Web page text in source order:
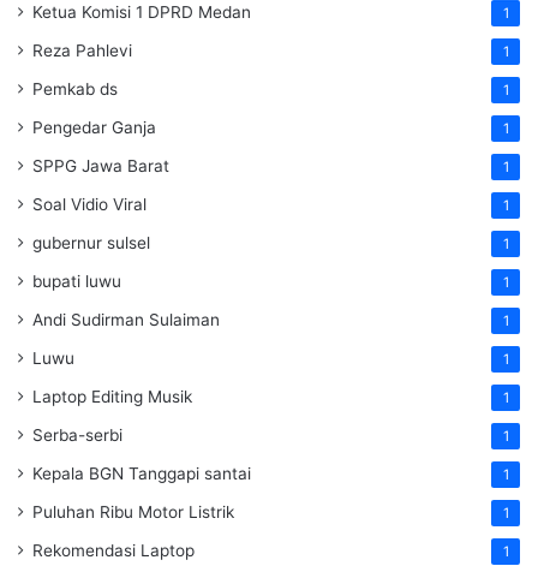
Ketua Komisi 1 DPRD Medan 1
Reza Pahlevi 1
Pemkab ds 1
Pengedar Ganja 1
SPPG Jawa Barat 1
Soal Vidio Viral 1
gubernur sulsel 1
bupati luwu 1
Andi Sudirman Sulaiman 1
Luwu 1
Laptop Editing Musik 1
Serba-serbi 1
Kepala BGN Tanggapi santai 1
Puluhan Ribu Motor Listrik 1
Rekomendasi Laptop 1